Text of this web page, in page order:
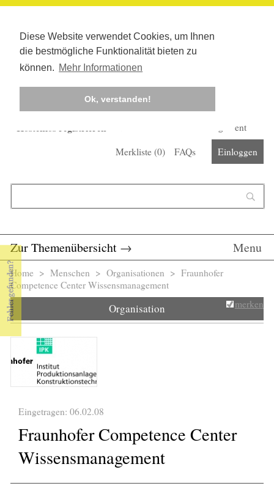
Diese Website verwendet Cookies, um Ihnen
die bestmögliche Funktionalität bieten zu
können. Mehr Informationen
Ok, verstanden!
Kostenlos registrieren
Corona-Management
Merkliste (0) FAQs Einloggen
Zur Themenübersicht → Menu
Sie sind hier
Home > Menschen > Organisationen > Fraunhofer
Competence Center Wissensmanagement
Organisation merken
Eingetragen: 06.02.08
Fraunhofer Competence Center
Wissensmanagement